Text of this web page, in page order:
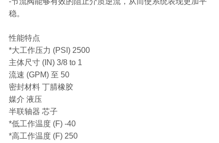
稳。
性能特点
*大工作压力 (PSI) 2500
主体尺寸 (IN) 3/8 to 1
流速 (GPM) 至 50
密封材料 丁腈橡胶
媒介 液压
半联轴器 芯子
*低工作温度 (F) -40
*高工作温度 (F) 250